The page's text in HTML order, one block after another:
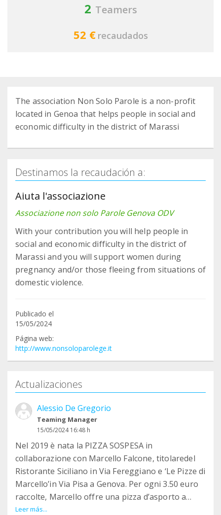
2 Teamers
52 € recaudados
The association Non Solo Parole is a non-profit
located in Genoa that helps people in social and
economic difficulty in the district of Marassi
Destinamos la recaudación a:
Aiuta l'associazione
Associazione non solo Parole Genova ODV
With your contribution you will help people in
social and economic difficulty in the district of
Marassi and you will support women during
pregnancy and/or those fleeing from situations of
domestic violence.
Publicado el
15/05/2024
Página web:
http://www.nonsoloparolege.it
Actualizaciones
Alessio De Gregorio
Teaming Manager
15/05/2024 16:48 h
Nel 2019 è nata la PIZZA SOSPESA in
collaborazione con Marcello Falcone, titolaredel
Ristorante Siciliano in Via Fereggiano e ‘Le Pizze di
Marcello’in Via Pisa a Genova. Per ogni 3.50 euro
raccolte, Marcello offre una pizza d’asporto a
persone seguite dalla nostra associazione. Queste
Leer más...